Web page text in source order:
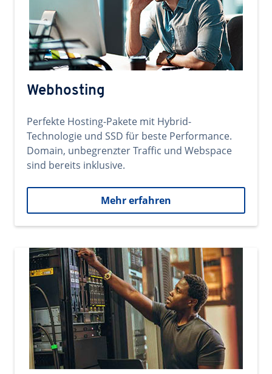
Webhosting
Perfekte Hosting-Pakete mit Hybrid-
Technologie und SSD für beste Performance.
Domain, unbegrenzter Traffic und Webspace
sind bereits inklusive.
Mehr erfahren